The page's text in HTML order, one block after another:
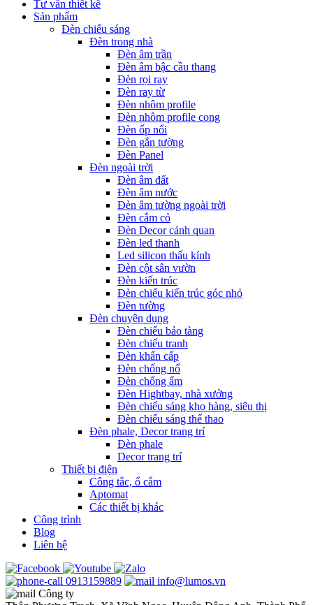
Tư vấn thiết kế
Sản phẩm
Đèn chiếu sáng
Đèn trong nhà
Đèn âm trần
Đèn âm bậc cầu thang
Đèn rọi ray
Đèn ray từ
Đèn nhôm profile
Đèn nhôm profile cong
Đèn ốp nổi
Đèn gắn tường
Đèn Panel
Đèn ngoài trời
Đèn âm đất
Đèn âm nước
Đèn âm tường ngoài trời
Đèn cắm cỏ
Đèn Decor cảnh quan
Đèn led thanh
Led silicon thấu kính
Đèn cột sân vườn
Đèn kiến trúc
Đèn chiếu kiến trúc góc nhỏ
Đèn tường
Đèn chuyên dụng
Đèn chiếu bảo tàng
Đèn chiếu tranh
Đèn khẩn cấp
Đèn chống nổ
Đèn chống ẩm
Đèn Hightbay, nhà xưởng
Đèn chiếu sáng kho hàng, siêu thị
Đèn chiếu sáng thể thao
Đèn phale, Decor trang trí
Đèn phale
Decor trang trí
Thiết bị điện
Công tắc, ổ cắm
Aptomat
Các thiết bị khác
Công trình
Blog
Liên hệ
0913159889
info@lumos.vn
Công ty